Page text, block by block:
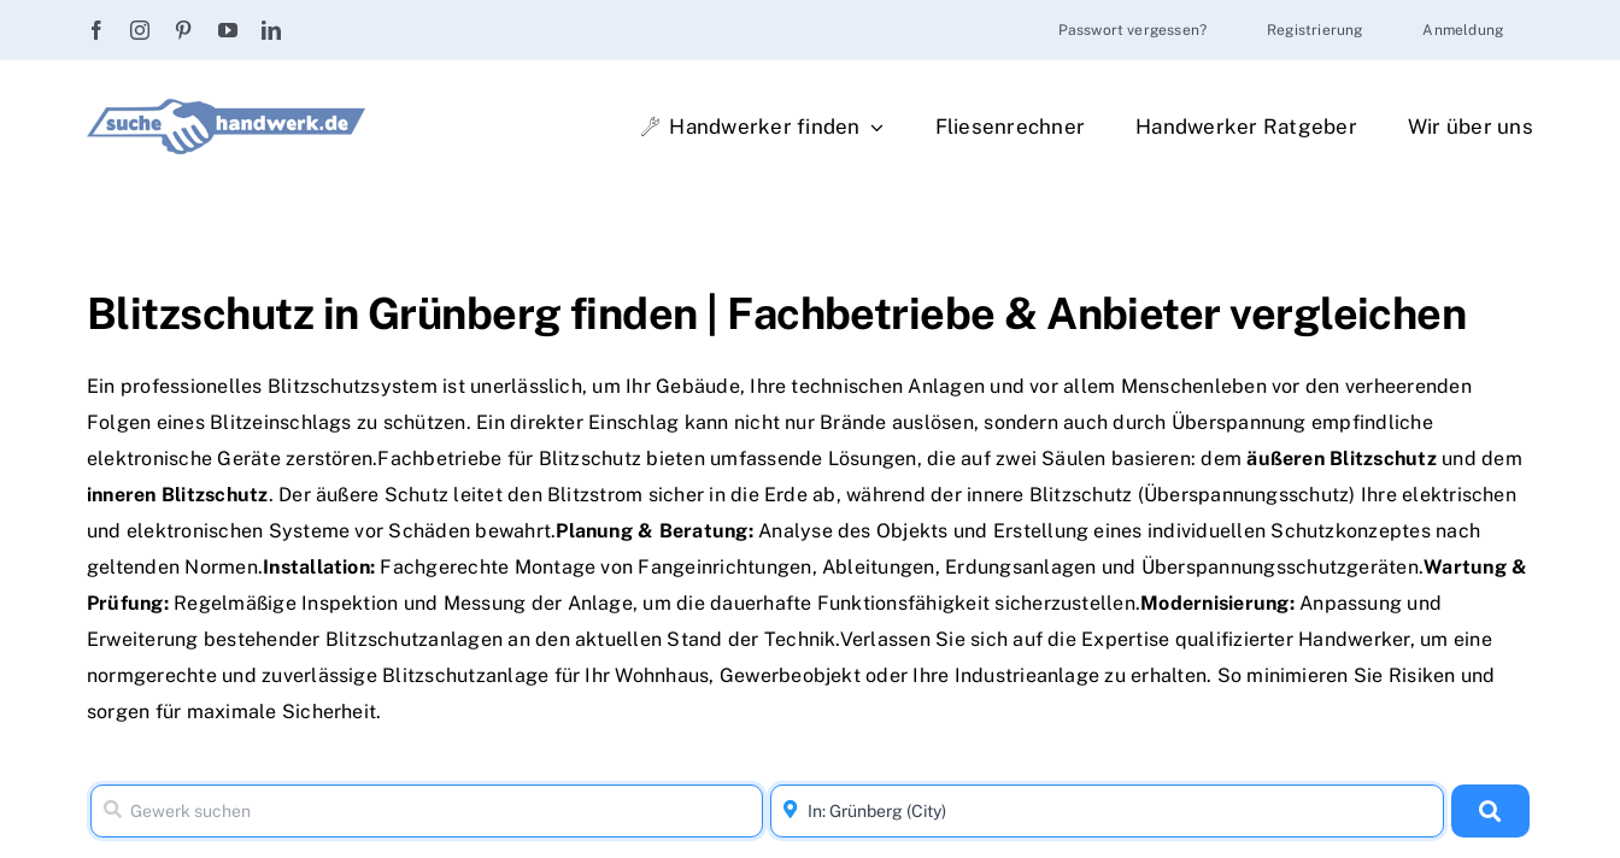
Passwort vergessen? Registrierung Anmeldung
Handwerker finden Fliesenrechner Handwerker Ratgeber Wir über uns
Blitzschutz in Grünberg finden | Fachbetriebe & Anbieter vergleichen
Ein professionelles Blitzschutzsystem ist unerlässlich, um Ihr Gebäude, Ihre technischen Anlagen und vor allem Menschenleben vor den verheerenden
Folgen eines Blitzeinschlags zu schützen. Ein direkter Einschlag kann nicht nur Brände auslösen, sondern auch durch Überspannung empfindliche
elektronische Geräte zerstören.Fachbetriebe für Blitzschutz bieten umfassende Lösungen, die auf zwei Säulen basieren: demäußeren Blitzschutzund dem
inneren Blitzschutz. Der äußere Schutz leitet den Blitzstrom sicher in die Erde ab, während der innere Blitzschutz (Überspannungsschutz) Ihre elektrischen
und elektronischen Systeme vor Schäden bewahrt.Planung & Beratung:Analyse des Objekts und Erstellung eines individuellen Schutzkonzeptes nach
geltenden Normen.Installation: Fachgerechte Montage von Fangeinrichtungen, Ableitungen, Erdungsanlagen und Überspannungsschutzgeräten.Wartung &
Prüfung:Regelmäßige Inspektion und Messung der Anlage, um die dauerhafte Funktionsfähigkeit sicherzustellen.Modernisierung:Anpassung und
Erweiterung bestehender Blitzschutzanlagen an den aktuellen Stand der Technik.Verlassen Sie sich auf die Expertise qualifizierter Handwerker, um eine
normgerechte und zuverlässige Blitzschutzanlage für Ihr Wohnhaus, Gewerbeobjekt oder Ihre Industrieanlage zu erhalten. So minimieren Sie Risiken und
sorgen für maximale Sicherheit.